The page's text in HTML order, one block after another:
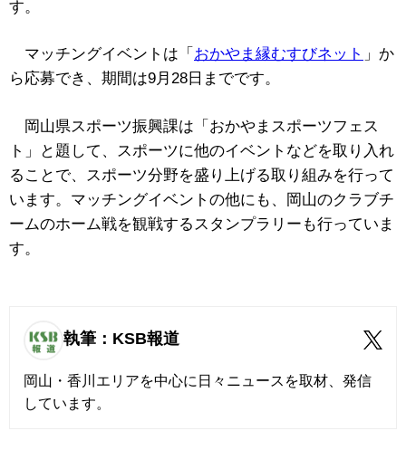
す。
マッチングイベントは「 おかやま縁むすびネット 」か
ら応募でき、期間は9月28日までです。
岡山県スポーツ振興課は「おかやまスポーツフェス
ト」と題して、スポーツに他のイベントなどを取り入れ
ることで、スポーツ分野を盛り上げる取り組みを行って
います。マッチングイベントの他にも、岡山のクラブチ
ームのホーム戦を観戦するスタンプラリーも行っていま
す。
執筆：KSB報道
岡山・香川エリアを中心に日々ニュースを取材、発信
しています。